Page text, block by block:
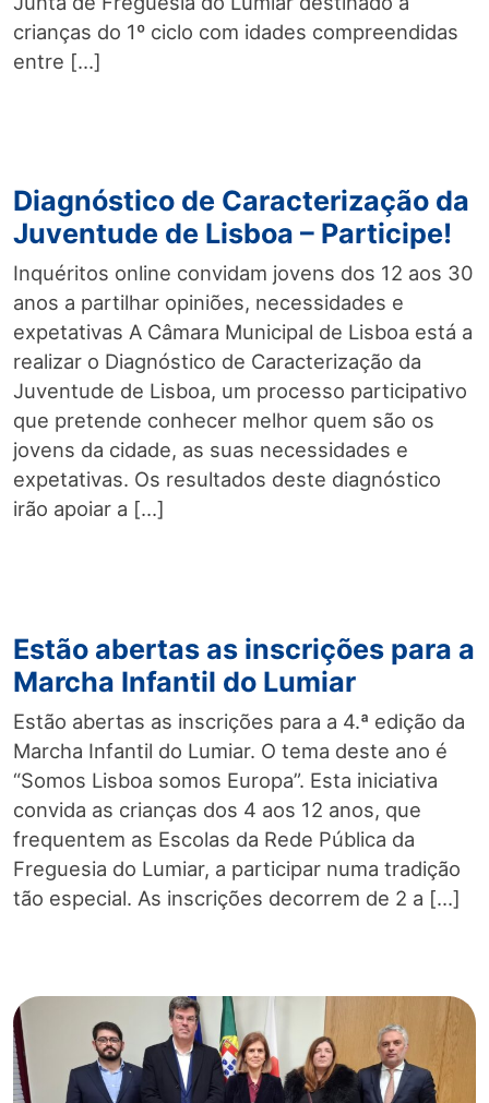
crianças do 1º ciclo com idades compreendidas
entre […]
Diagnóstico de Caracterização da
Juventude de Lisboa – Participe!
Inquéritos online convidam jovens dos 12 aos 30
anos a partilhar opiniões, necessidades e
expetativas A Câmara Municipal de Lisboa está a
realizar o Diagnóstico de Caracterização da
Juventude de Lisboa, um processo participativo
que pretende conhecer melhor quem são os
jovens da cidade, as suas necessidades e
expetativas. Os resultados deste diagnóstico
irão apoiar a […]
Estão abertas as inscrições para a
Marcha Infantil do Lumiar
Estão abertas as inscrições para a 4.ª edição da
Marcha Infantil do Lumiar. O tema deste ano é
“Somos Lisboa somos Europa”. Esta iniciativa
convida as crianças dos 4 aos 12 anos, que
frequentem as Escolas da Rede Pública da
Freguesia do Lumiar, a participar numa tradição
tão especial. As inscrições decorrem de 2 a […]